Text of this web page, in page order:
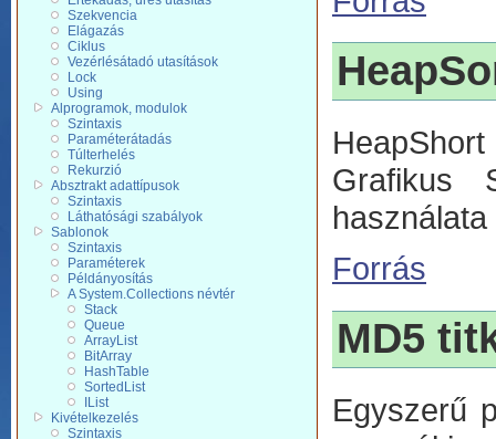
Szekvencia
Elágazás
Ciklus
Vezérlésátadó utasítások
Lock
Using
Alprogramok, modulok
Szintaxis
Paraméterátadás
Túlterhelés
Rekurzió
Absztrakt adattípusok
Szintaxis
Láthatósági szabályok
Sablonok
Szintaxis
Paraméterek
Példányosítás
A System.Collections névtér
Stack
Queue
ArrayList
BitArray
HashTable
SortedList
IList
Kivételkezelés
Szintaxis
Grafikus
Forrás
MD5
Egyszerű